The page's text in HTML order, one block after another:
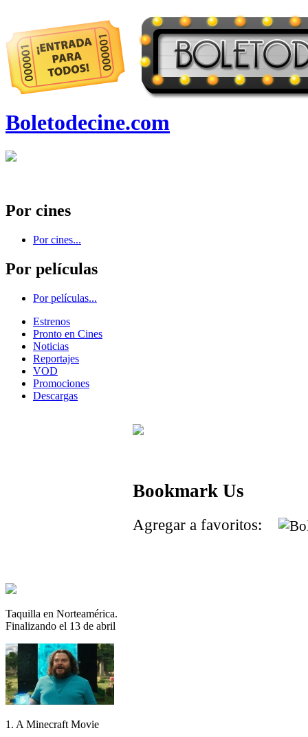
Boletodecine.com
Por cines
Por cines...
Por películas
Por películas...
Estrenos
Pronto en Cines
Noticias
Reportajes
VOD
Promociones
Descargas
Taquilla en Norteamérica.
Finalizando el 13 de abril
1. A Minecraft Movie
Bookmark Us
Agregar a favoritos: